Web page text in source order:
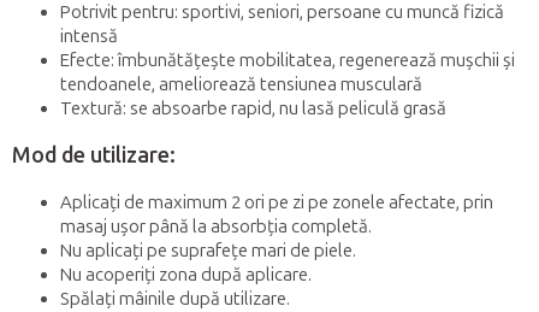
Potrivit pentru: sportivi, seniori, persoane cu muncă fizică
intensă
Efecte: îmbunătățește mobilitatea, regenerează mușchii și
tendoanele, ameliorează tensiunea musculară
Textură: se absoarbe rapid, nu lasă peliculă grasă
Mod de utilizare:
Aplicați de maximum 2 ori pe zi pe zonele afectate, prin
masaj ușor până la absorbția completă.
Nu aplicați pe suprafețe mari de piele.
Nu acoperiți zona după aplicare.
Spălați mâinile după utilizare.